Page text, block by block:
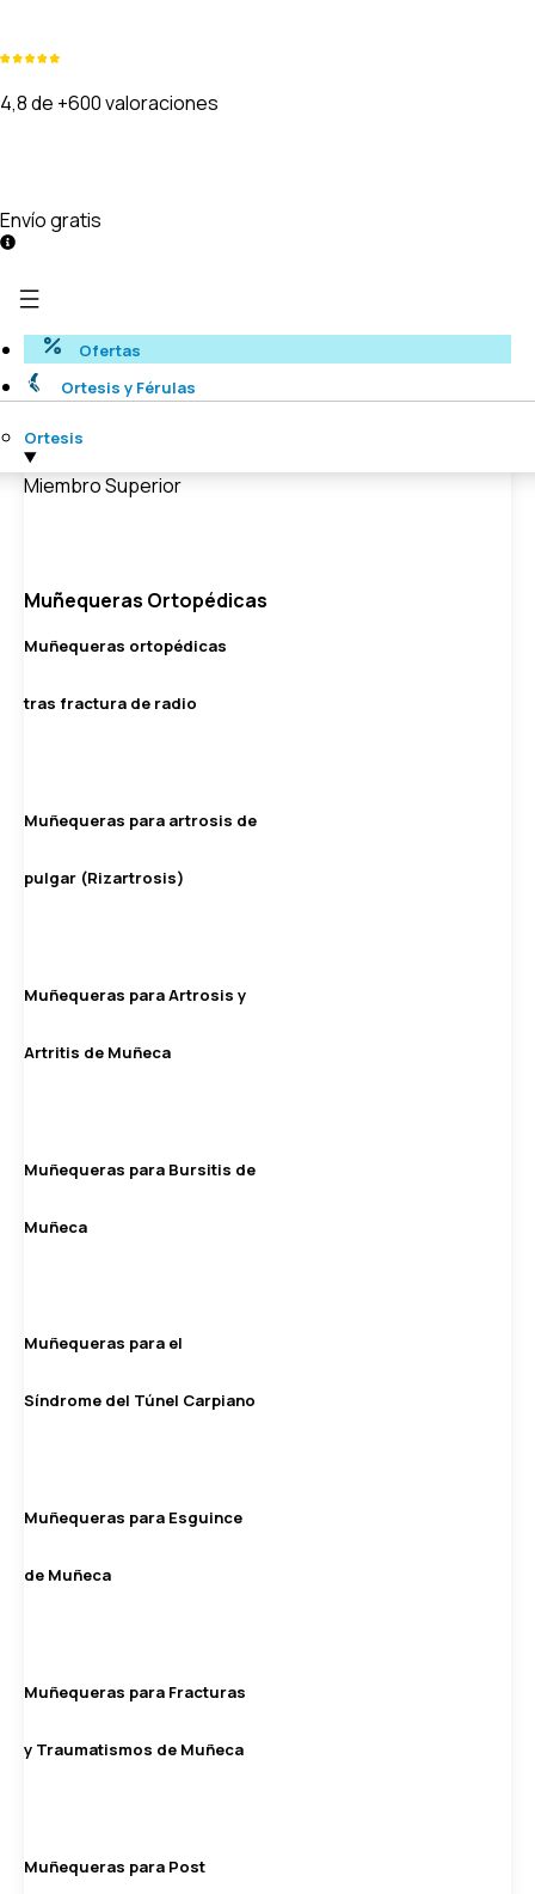
4,8 de +600 valoraciones
Envío gratis
Ofertas
Ortesis y Férulas
Ortesis
Miembro Superior
Muñequeras Ortopédicas
Muñequeras ortopédicas
tras fractura de radio
Muñequeras para artrosis de
pulgar (Rizartrosis)
Muñequeras para Artrosis y
Artritis de Muñeca
Muñequeras para Bursitis de
Muñeca
Muñequeras para el
Síndrome del Túnel Carpiano
Muñequeras para Esguince
de Muñeca
Muñequeras para Fracturas
y Traumatismos de Muñeca
Muñequeras para Post